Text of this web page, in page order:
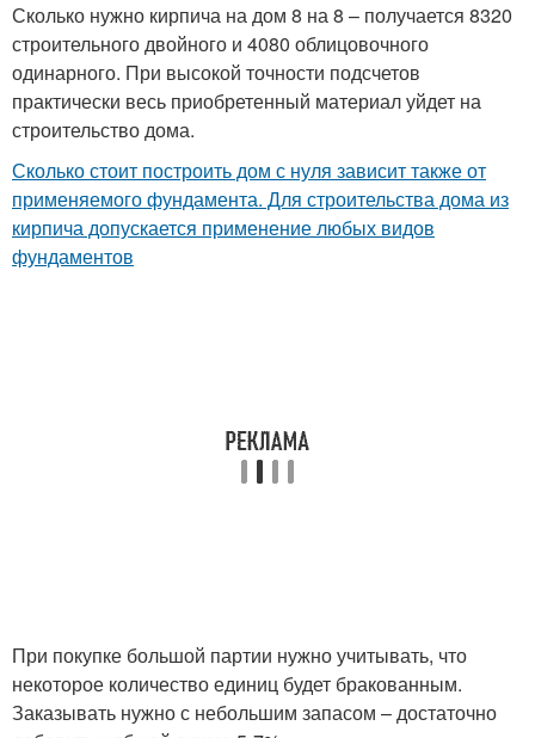
Сколько нужно кирпича на дом 8 на 8 – получается 8320
строительного двойного и 4080 облицовочного
одинарного. При высокой точности подсчетов
практически весь приобретенный материал уйдет на
строительство дома.
Сколько стоит построить дом с нуля зависит также от
применяемого фундамента. Для строительства дома из
кирпича допускается применение любых видов
фундаментов
При покупке большой партии нужно учитывать, что
некоторое количество единиц будет бракованным.
Заказывать нужно с небольшим запасом – достаточно